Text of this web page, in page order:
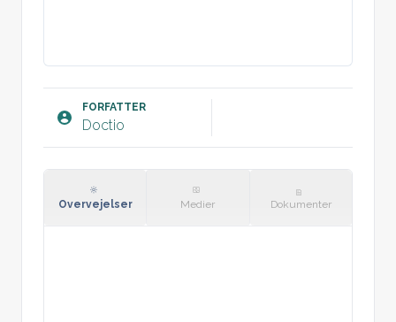
FORFATTER
Doctio
Overvejelser Medier Dokumenter